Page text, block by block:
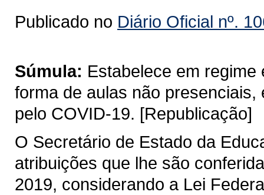
Publicado no Diário Oficial nº.
Súmula: Estabelece em
forma de aulas não
pelo COVID-19. [Republicação]
O Secretário de Estado da
atribuições que lhe são
2019, considerando a Lei